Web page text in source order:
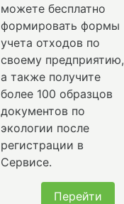
можете бесплатно
формировать формы
учета отходов по
своему предприятию,
а также получите
более 100 образцов
документов по
экологии после
регистрации в
Сервисе.
Перейти